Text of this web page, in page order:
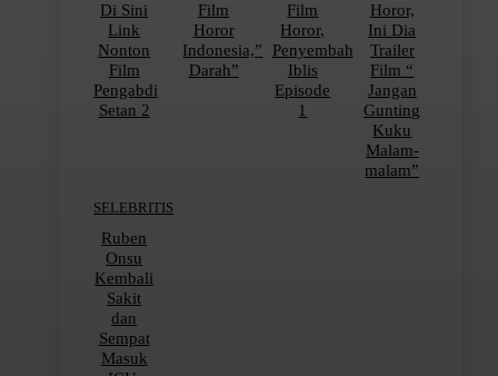
Di Sini
Link
Nonton
Film
Pengabdi
Setan 2
Film
Horor
Indonesia,”
Darah”
Film
Horor,
Penyembah
Iblis
Episode
1
Horor,
Ini Dia
Trailer
Film “
Jangan
Gunting
Kuku
Malam-
malam”
SELEBRITIS
Ruben
Onsu
Kembali
Sakit
dan
Sempat
Masuk